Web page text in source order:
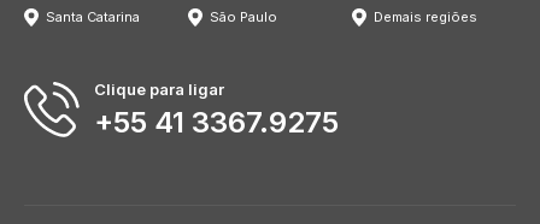
Santa Catarina São Paulo Demais regiões
Clique para ligar
+55 41 3367.9275